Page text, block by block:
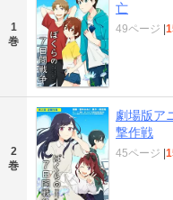
1
巻
亡
49ページ
2
巻
劇場版
撃作戦
45ページ